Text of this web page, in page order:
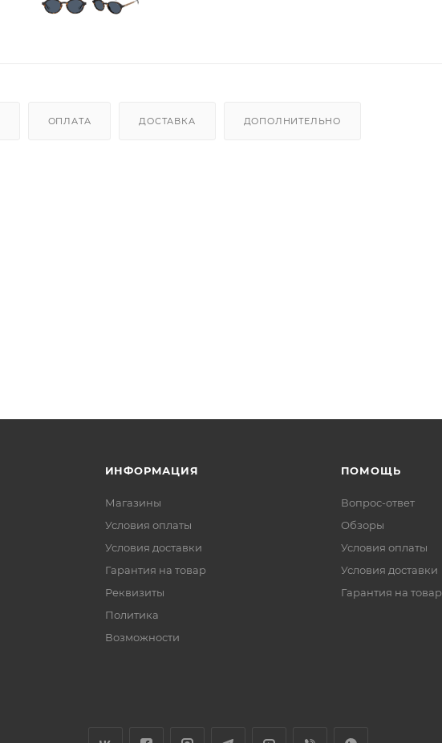
ОПЛАТА ДОСТАВКА ДОПОЛНИТЕЛЬНО
ИНФОРМАЦИЯ
Магазины
Условия оплаты
Условия доставки
Гарантия на товар
Реквизиты
Политика
Возможности
ПОМОЩЬ
Вопрос-ответ
Обзоры
Условия оплаты
Условия доставки
Гарантия на товар